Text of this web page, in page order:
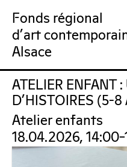
Fonds régional
d'art
Alsace
FRAC Alsace
ATELIER ENFANT
D’HISTOIRES (5-8
Atelier enfants
18.04.2026,